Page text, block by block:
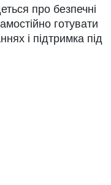
про безпечні
готувати
і підтримка під